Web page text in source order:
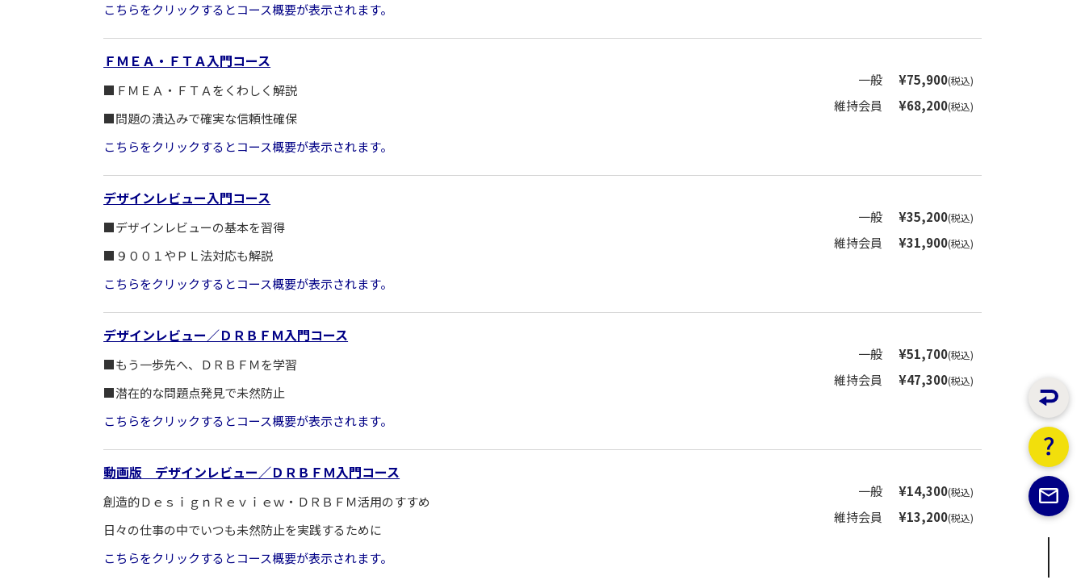
こちらをクリックするとコース概要が表示されます。
ＦＭＥＡ・ＦＴＡ入門コース
■ＦＭＥＡ・ＦＴＡをくわしく解説
■問題の潰込みで確実な信頼性確保
こちらをクリックするとコース概要が表示されます。
一般 ¥75,900(税込)
維持会員 ¥68,200(税込)
デザインレビュー入門コース
■デザインレビューの基本を習得
■９００１やＰＬ法対応も解説
こちらをクリックするとコース概要が表示されます。
一般 ¥35,200(税込)
維持会員 ¥31,900(税込)
デザインレビュー／ＤＲＢＦＭ入門コース
■もう一歩先へ、ＤＲＢＦＭを学習
■潜在的な問題点発見で未然防止
こちらをクリックするとコース概要が表示されます。
一般 ¥51,700(税込)
維持会員 ¥47,300(税込)
動画版 デザインレビュー／ＤＲＢＦＭ入門コース
創造的ＤｅｓｉｇｎＲｅｖｉｅｗ・ＤＲＢＦＭ活用のすすめ
日々の仕事の中でいつも未然防止を実践するために
こちらをクリックするとコース概要が表示されます。
一般 ¥14,300(税込)
維持会員 ¥13,200(税込)